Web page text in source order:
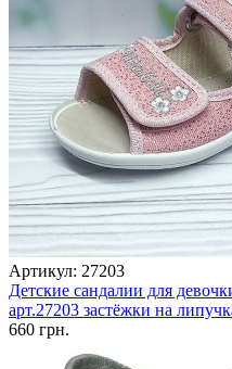
Артикул: 27203
Детские сандалии для
арт.27203 застёжки на
660 грн.